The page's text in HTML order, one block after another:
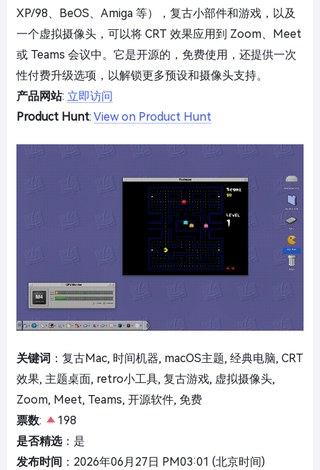
XP/98、BeOS、Amiga 等），复古小部件和游戏，以及
一个虚拟摄像头，可以将 CRT 效果应用到 Zoom、Meet
或 Teams 会议中。它是开源的，免费使用，还提供一次
性付费升级选项，以解锁更多预设和摄像头支持。
产品网站: 立即访问
Product Hunt: View on Product Hunt
关键词 ：复古Mac, 时间机器, macOS主题, 经典电脑, CRT
效果, 主题桌面, retro小工具, 复古游戏, 虚拟摄像头,
Zoom, Meet, Teams, 开源软件, 免费
票数:
198
是否精选：是
发布时间 ：2026年06月27日 PM03:01 (北京时间)